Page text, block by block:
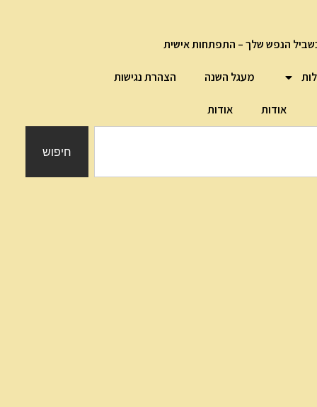
הנפש שלך – התפתחות אישית
מעגל השנה הצהרת נגישות
אודות אודות
חיפוש